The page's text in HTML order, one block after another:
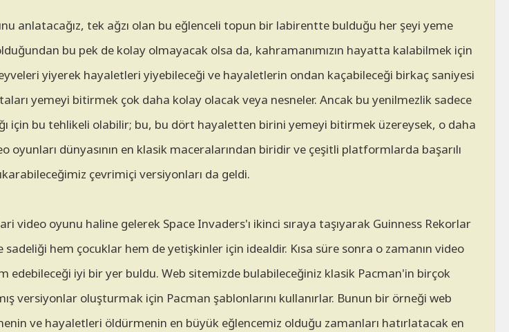
anlatacağız, tek ağzı olan bu eğlenceli topun bir labirentte bulduğu her şeyi yeme
bu pek de kolay olmayacak olsa da, kahramanımızın hayatta kalabilmek için
yiyerek hayaletleri yiyebileceği ve hayaletlerin ondan kaçabileceği birkaç saniyesi
yemeyi bitirmek çok daha kolay olacak veya nesneler. Ancak bu yenilmezlik sadece
için bu tehlikeli olabilir; bu, bu dört hayaletten birini yemeyi bitirmek üzereysek, o daha
dünyasının en klasik maceralarından biridir ve çeşitli platformlarda başarılı
çevrimiçi versiyonları da geldi.
oyunu haline gelerek Space Invaders'ı ikinci sıraya taşıyarak Guinness Rekorlar
hem çocuklar hem de yetişkinler için idealdir. Kısa süre sonra o zamanın video
iyi bir yer buldu. Web sitemizde bulabileceğiniz klasik Pacman'in birçok
versiyonlar oluşturmak için Pacman şablonlarını kullanırlar. Bunun bir örneği web
ve hayaletleri öldürmenin en büyük eğlencemiz olduğu zamanları hatırlatacak en